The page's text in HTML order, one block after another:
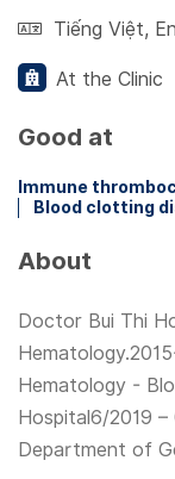
Tiếng Việt,
At the Clinic
Good at
Immune
Blood clotting
About
Doctor Bui Thi
Hematology -
Hospital6/2019
Department of